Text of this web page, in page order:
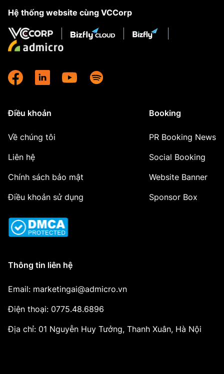
Hệ thống website cùng VCCorp
Điều khoản
Về chúng tôi
Liên hệ
Chính sách bảo mật
Điều khoản sử dụng
Booking
PR Booking News
Social Booking
Website Banner
Sponsor Box
Thông tin liên hệ
Email: marketingai@admicro.vn
Điện thoại: 0775.48.6896
Địa chỉ: 01 Nguyễn Huy Tưởng, Thanh Xuân, Hà Nội